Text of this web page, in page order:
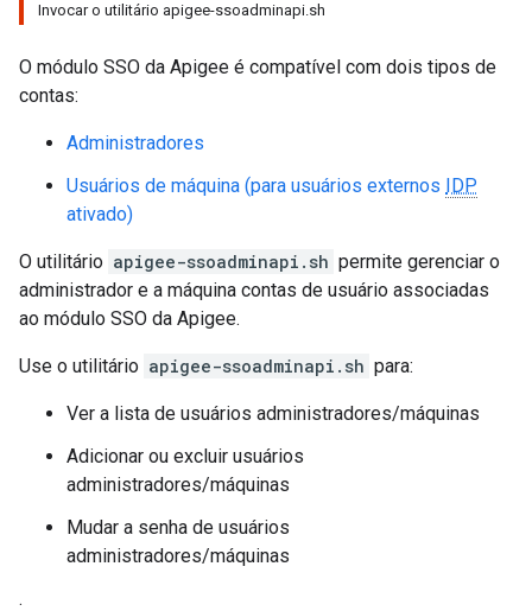
Invocar o utilitário apigee-ssoadminapi.sh
O módulo SSO da Apigee é compatível com dois tipos de
contas:
Administradores
Usuários de máquina (para usuários externos IDP
ativado)
O utilitário apigee-ssoadminapi.sh permite gerenciar o
administrador e a máquina contas de usuário associadas
ao módulo SSO da Apigee.
Use o utilitário apigee-ssoadminapi.sh para:
Ver a lista de usuários administradores/máquinas
Adicionar ou excluir usuários
administradores/máquinas
Mudar a senha de usuários
administradores/máquinas
.